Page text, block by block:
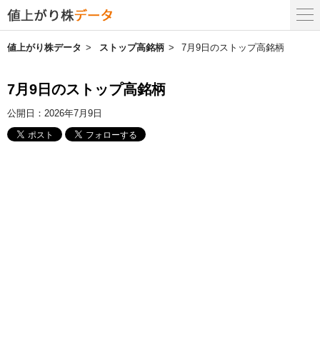
値上がり株データ ストップ高銘柄 7月9日のストップ高銘柄
7月9日のストップ高銘柄
公開日： 2026年7月9日